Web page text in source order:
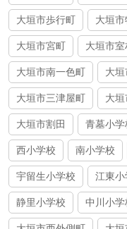
大垣市歩行町 大垣
大垣市宮町 大垣市
大垣市南一色町 大
大垣市三津屋町 大
大垣市割田 青墓小学
西小学校 南小学校
宇留生小学校 江東小
静里小学校 中川小学